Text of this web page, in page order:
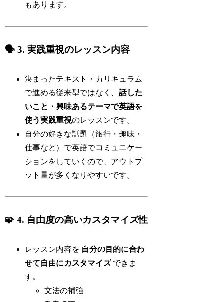
もあります。
🗣 3. 実践重視のレッスン内容
決まったテキスト・カリキュラム
で進める従来型ではなく、話した
いこと・興味あるテーマで英語を
使う実践重視のレッスンです。
自分の好きな話題（旅行・趣味・
仕事など）で英語でコミュニケー
ションをしていくので、アウトプ
ット量が多くなりやすいです。
🧩 4. 自由度の高いカスタマイズ性
レッスン内容を 自分の目的に合わ
せて自由にカスタマイズできま
す。
文法の補強